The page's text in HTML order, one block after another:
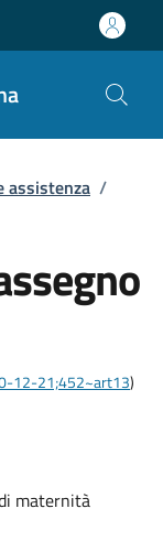
assistenza /
12-21;452~art13)
maternità